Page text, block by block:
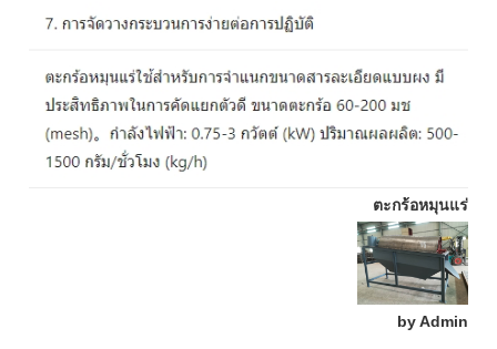
ตะกร้อหมุนแร่
byAdmin